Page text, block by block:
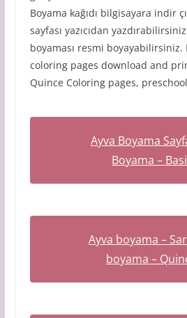
Boyama kağıdı bilgisayara indir
sayfası yazıcıdan
boyaması resmi boyayabilirsiniz.
coloring pages download and
Quince Coloring pages,
Ayva Boyama
Boyama –
Ayva boyama –
boyama –